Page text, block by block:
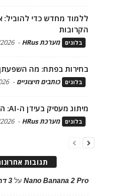
ללמוד מחדש כדי
הקרובות
בלוגים מערכת HRus -
בחירות בפתח: מה
בלוגים כותבים חיצוניים -
מיתוג מעסיק בעידן ה-AI: המנוע הכלכלי של גיוס ושימור טלנטים
בלוגים מערכת HRus -
תגובות
Nano Banana 2 Proעל 3 דרכים לבניית ביטחון עצמי של עובדים